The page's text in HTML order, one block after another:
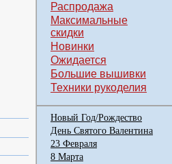
Распродажа
Максимальные
скидки
Новинки
Ожидается
Большие вышивки
Техники рукоделия
Новый Год/Рождество
День Святого Валентина
23 Февраля
8 Марта